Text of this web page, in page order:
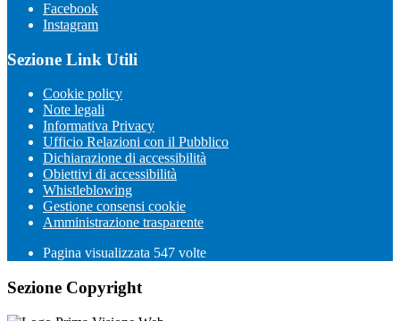
Facebook
Instagram
Sezione Link Utili
Cookie policy
Note legali
Informativa Privacy
Ufficio Relazioni con il Pubblico
Dichiarazione di accessibilità
Obiettivi di accessibilità
Whistleblowing
Gestione consensi cookie
Amministrazione trasparente
Pagina visualizzata 547 volte
Sezione Copyright